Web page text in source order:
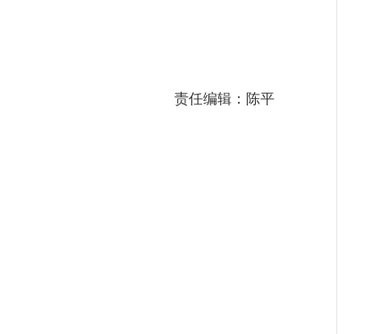
责任编辑：陈平